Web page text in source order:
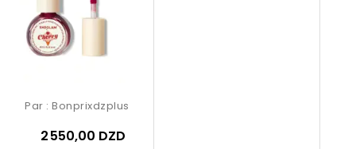
Par : Bonprixdzplus
2 550,00 DZD